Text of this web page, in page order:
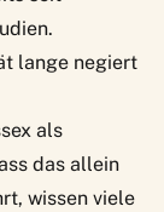
.
lange negiert
als
das allein
wissen viele